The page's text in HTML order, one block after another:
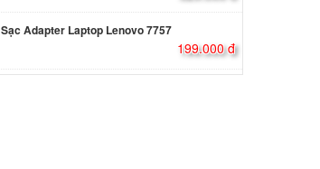
Sạc Adapter Laptop Lenovo 7757
199.000 đ